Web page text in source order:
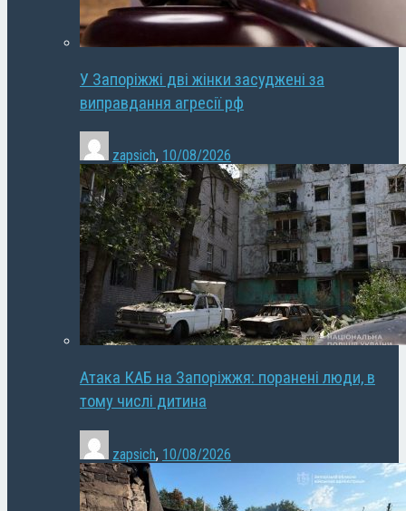
У Запоріжжі дві жінки засуджені за
виправдання агресії рф
zapsich, 10/08/2026
Атака КАБ на Запоріжжя: поранені люди, в
тому числі дитина
zapsich, 10/08/2026